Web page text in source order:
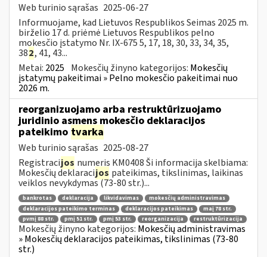
Web turinio sąrašas 2025-06-27
Informuojame, kad Lietuvos Respublikos Seimas 2025 m.
birželio 17 d. priėmė Lietuvos Respublikos pelno
mokesčio įstatymo Nr. IX-675 5, 17, 18, 30, 33, 34, 35,
382, 41, 43...
Metai: 2025 Mokesčių žinyno kategorijos: Mokesčių
įstatymų pakeitimai » Pelno mokesčio pakeitimai nuo
2026 m.
reorganizuojamo arba restruktūrizuojamo
juridinio asmens mokesčio deklaracijos
pateikimo tvarka
Web turinio sąrašas 2025-08-27
Registracijos numeris KM0408 Ši informacija skelbiama:
Mokesčių deklaracijos pateikimas, tikslinimas, laikinas
veiklos nevykdymas (73-80 str.)...
bankrotas deklaracija likvidavimas
mokesčių administravimas
deklaracijos pateikimo terminas
deklaracijos pateikimas
maį 78 str.
pvmį 88 str.
pmį 51 str. pmį 53 str. reorganizacija restruktūrizacija
Mokesčių žinyno kategorijos: Mokesčių administravimas
» Mokesčių deklaracijos pateikimas, tikslinimas (73-80
str.)